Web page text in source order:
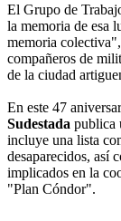
El Grupo de
la memoria de esa
memoria
compañeros de
de la ciudad
En este 47
Sudestada publica
incluye una lista
desaparecidos, así
implicados en la
"Plan Cóndor".